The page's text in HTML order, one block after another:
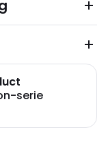
serie